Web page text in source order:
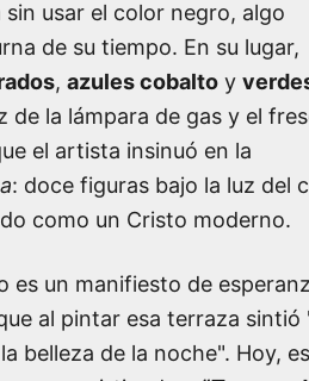
usar el color negro, algo
de su tiempo. En su lugar,
, azules cobalto y
de la lámpara de gas y el
el artista insinuó en la
: doce figuras bajo la luz del
como un Cristo moderno.
es un manifiesto de
al pintar esa terraza sintió
belleza de la noche". Hoy,